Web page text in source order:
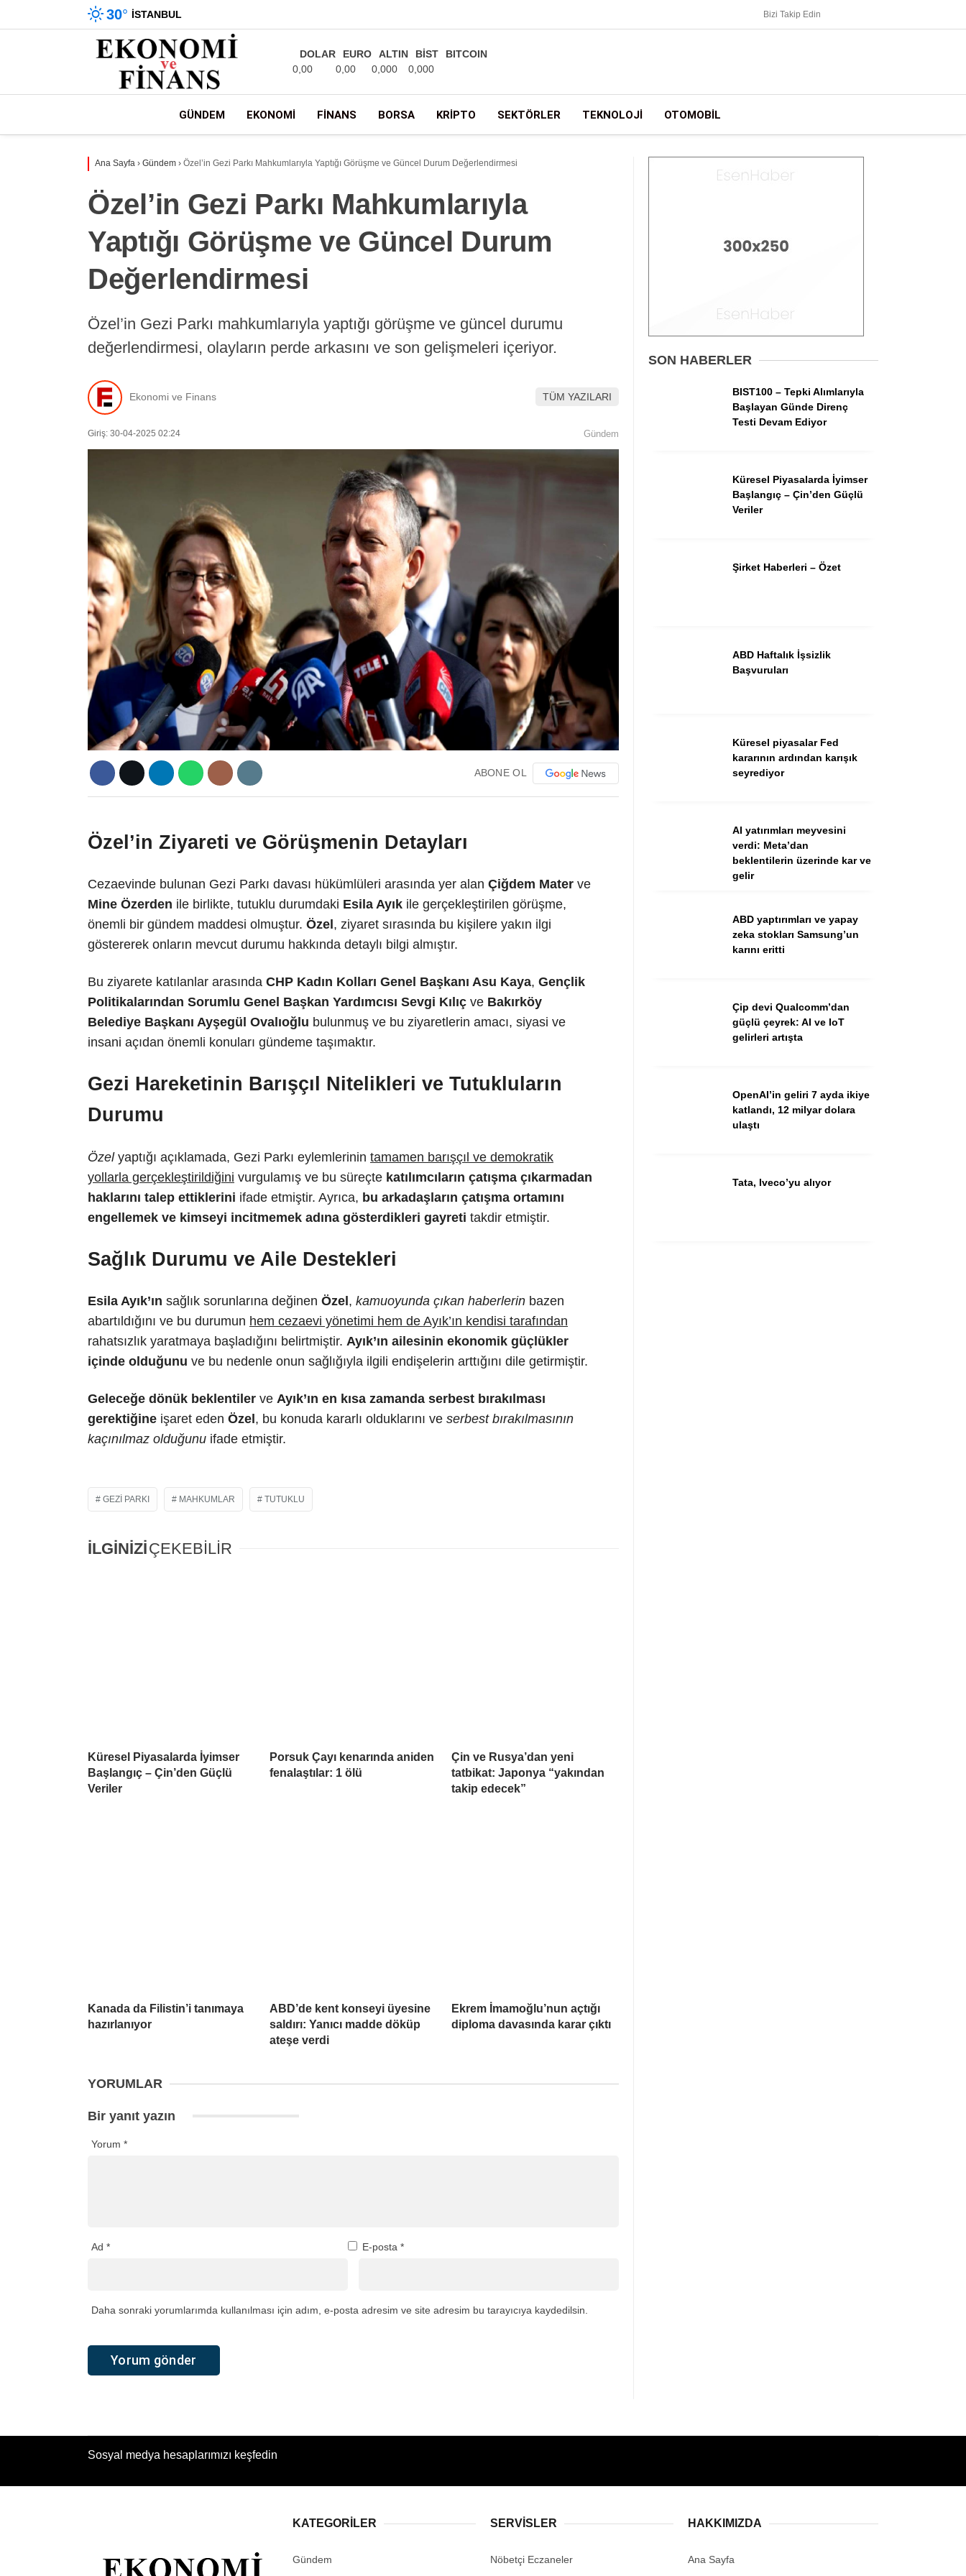
Gündem
Ekonomi
Borsa
Spor
Kripto
30° İSTANBUL Bizi Takip Edin
DOLAR
0,00
EURO
0,00
ALTIN
0,000
BİST
0,000
BITCOIN
GÜNDEM EKONOMI FINANS BORSA KRIPTO SEKTÖRLER TEKNOLOJI OTOMOBIL
Ana Sayfa › Gündem › Özel’in Gezi Parkı Mahkumlarıyla Yaptığı Görüşme ve Güncel Durum Değerlendirmesi
Özel’in Gezi Parkı Mahkumlarıyla
Yaptığı Görüşme ve Güncel Durum
Değerlendirmesi
Özel’in Gezi Parkı mahkumlarıyla yaptığı görüşme ve güncel durumu
değerlendirmesi, olayların perde arkasını ve son gelişmeleri içeriyor.
Ekonomi ve Finans TÜM YAZILARI
Giriş: 30-04-2025 02:24 Gündem
ABONE OL
Özel’in Ziyareti ve Görüşmenin Detayları
Cezaevinde bulunan Gezi Parkı davası hükümlüleri arasında yer alan Çiğdem Mater ve
Mine Özerden ile birlikte, tutuklu durumdaki Esila Ayık ile gerçekleştirilen görüşme,
önemli bir gündem maddesi olmuştur. Özel , ziyaret sırasında bu kişilere yakın ilgi
göstererek onların mevcut durumu hakkında detaylı bilgi almıştır.
Bu ziyarete katılanlar arasında CHP Kadın Kolları Genel Başkanı Asu Kaya, Gençlik
Politikalarından Sorumlu Genel Başkan Yardımcısı Sevgi Kılıç ve Bakırköy
Belediye Başkanı Ayşegül Ovalıoğlu bulunmuş ve bu ziyaretlerin amacı, siyasi ve
insani açıdan önemli konuları gündeme taşımaktır.
Gezi Hareketinin Barışçıl Nitelikleri ve Tutukluların
Durumu
Özelyaptığı açıklamada, Gezi Parkı eylemlerinin tamamen barışçıl ve demokratik
yollarla gerçekleştirildiğini vurgulamış ve bu süreçte katılımcıların çatışma çıkarmadan
haklarını talep ettiklerini ifade etmiştir. Ayrıca, bu arkadaşların çatışma ortamını
engellemek ve kimseyi incitmemek adına gösterdikleri gayreti takdir etmiştir.
Sağlık Durumu ve Aile Destekleri
Esila Ayık’ın sağlık sorunlarına değinen Özel , kamuoyunda çıkan haberlerin bazen
abartıldığını ve bu durumun hem cezaevi yönetimi hem de Ayık’ın kendisi tarafından
rahatsızlık yaratmaya başladığını belirtmiştir. Ayık’ın ailesinin ekonomik güçlükler
içinde olduğunu ve bu nedenle onun sağlığıyla ilgili endişelerin arttığını dile getirmiştir.
Geleceğe dönük beklentiler ve Ayık’ın en kısa zamanda serbest bırakılması
gerektiğine işaret eden Özel, bu konuda kararlı olduklarını ve serbest bırakılmasının
kaçınılmaz olduğunu ifade etmiştir.
GEZI PARKI MAHKUMLAR TUTUKLU
İLGİNİZİÇEKEBİLİR
Küresel Piyasalarda İyimser
Başlangıç – Çin’den Güçlü
Veriler
Porsuk Çayı kenarında aniden
fenalaştılar: 1 ölü
Çin ve Rusya’dan yeni
tatbikat: Japonya “yakından
takip edecek”
Kanada da Filistin’i tanımaya
hazırlanıyor
ABD’de kent konseyi üyesine
saldırı: Yanıcı madde döküp
ateşe verdi
Ekrem İmamoğlu’nun açtığı
diploma davasında karar çıktı
YORUMLAR
Bir yanıt yazın
Yorum *
Ad * E-posta *
Daha sonraki yorumlarımda kullanılması için adım, e-posta adresim ve site adresim bu tarayıcıya kaydedilsin.
SON HABERLER
BIST100 – Tepki Alımlarıyla
Başlayan Günde Direnç
Testi Devam Ediyor
Küresel Piyasalarda İyimser
Başlangıç – Çin’den Güçlü
Veriler
Şirket Haberleri – Özet
ABD Haftalık İşsizlik
Başvuruları
Küresel piyasalar Fed
kararının ardından karışık
seyrediyor
AI yatırımları meyvesini
verdi: Meta’dan
beklentilerin üzerinde kar ve
gelir
ABD yaptırımları ve yapay
zeka stokları Samsung’un
karını eritti
Çip devi Qualcomm’dan
güçlü çeyrek: AI ve IoT
gelirleri artışta
OpenAI’in geliri 7 ayda ikiye
katlandı, 12 milyar dolara
ulaştı
Tata, Iveco’yu alıyor
Sosyal medya hesaplarımızı keşfedin
KATEGORİLER
Gündem
SERVİSLER
Nöbetçi Eczaneler
HAKKIMIZDA
Ana Sayfa